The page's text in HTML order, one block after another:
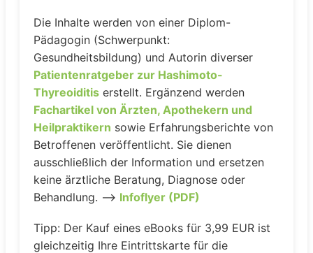
Die Inhalte werden von einer Diplom-
Pädagogin (Schwerpunkt:
Gesundheitsbildung) und Autorin diverser
Patientenratgeber zur Hashimoto-
Thyreoiditis erstellt. Ergänzend werden
Fachartikel von Ärzten, Apothekern und
Heilpraktikern sowie Erfahrungsberichte von
Betroffenen veröffentlicht. Sie dienen
ausschließlich der Information und ersetzen
keine ärztliche Beratung, Diagnose oder
Behandlung. –> Infoflyer (PDF)
Tipp: Der Kauf eines eBooks für 3,99 EUR ist
gleichzeitig Ihre Eintrittskarte für die